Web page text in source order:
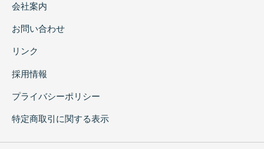
会社案内
お問い合わせ
リンク
採用情報
プライバシーポリシー
特定商取引に関する表示